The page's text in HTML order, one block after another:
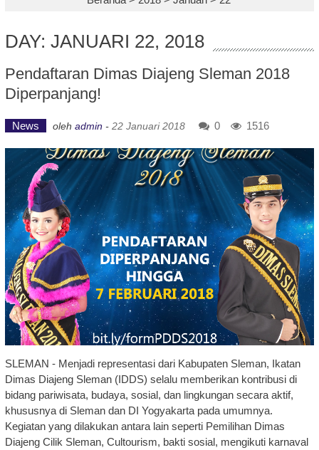
DAY: JANUARI 22, 2018
Pendaftaran Dimas Diajeng Sleman 2018
Diperpanjang!
News oleh admin - 22 Januari 2018 0 1516
SLEMAN - Menjadi representasi dari Kabupaten Sleman, Ikatan
Dimas Diajeng Sleman (IDDS) selalu memberikan kontribusi di
bidang pariwisata, budaya, sosial, dan lingkungan secara aktif,
khususnya di Sleman dan DI Yogyakarta pada umumnya.
Kegiatan yang dilakukan antara lain seperti Pemilihan Dimas
Diajeng Cilik Sleman, Cultourism, bakti sosial, mengikuti karnaval